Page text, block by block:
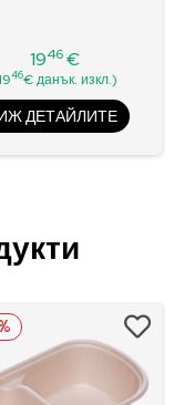
Цена
1946€
46€ данък. изкл.)
ДЕТАЙЛИТЕ